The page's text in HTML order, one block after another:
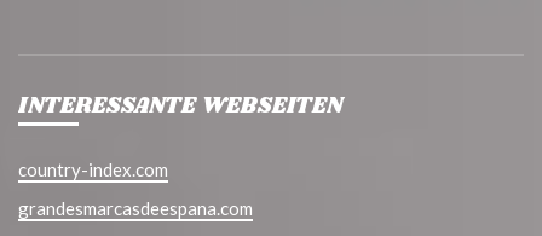
INTERESSANTE WEBSEITEN
country-index.com
grandesmarcasdeespana.com